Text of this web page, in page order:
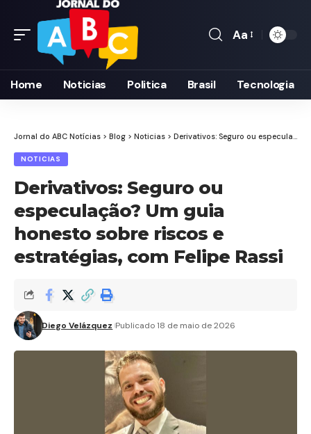
Font
Aa
Home Noticias Politica Brasil Tecnologia
Jornal do ABC Notícias > Blog > Noticias > Derivativos: Seguro ou especulação? Um guia honesto sobre riscos e estratégias, com Felipe Rassi
NOTICIAS
Derivativos: Seguro ou
especulação? Um guia
honesto sobre riscos e
estratégias, com Felipe Rassi
Diego Velázquez Publicado 18 de maio de 2026